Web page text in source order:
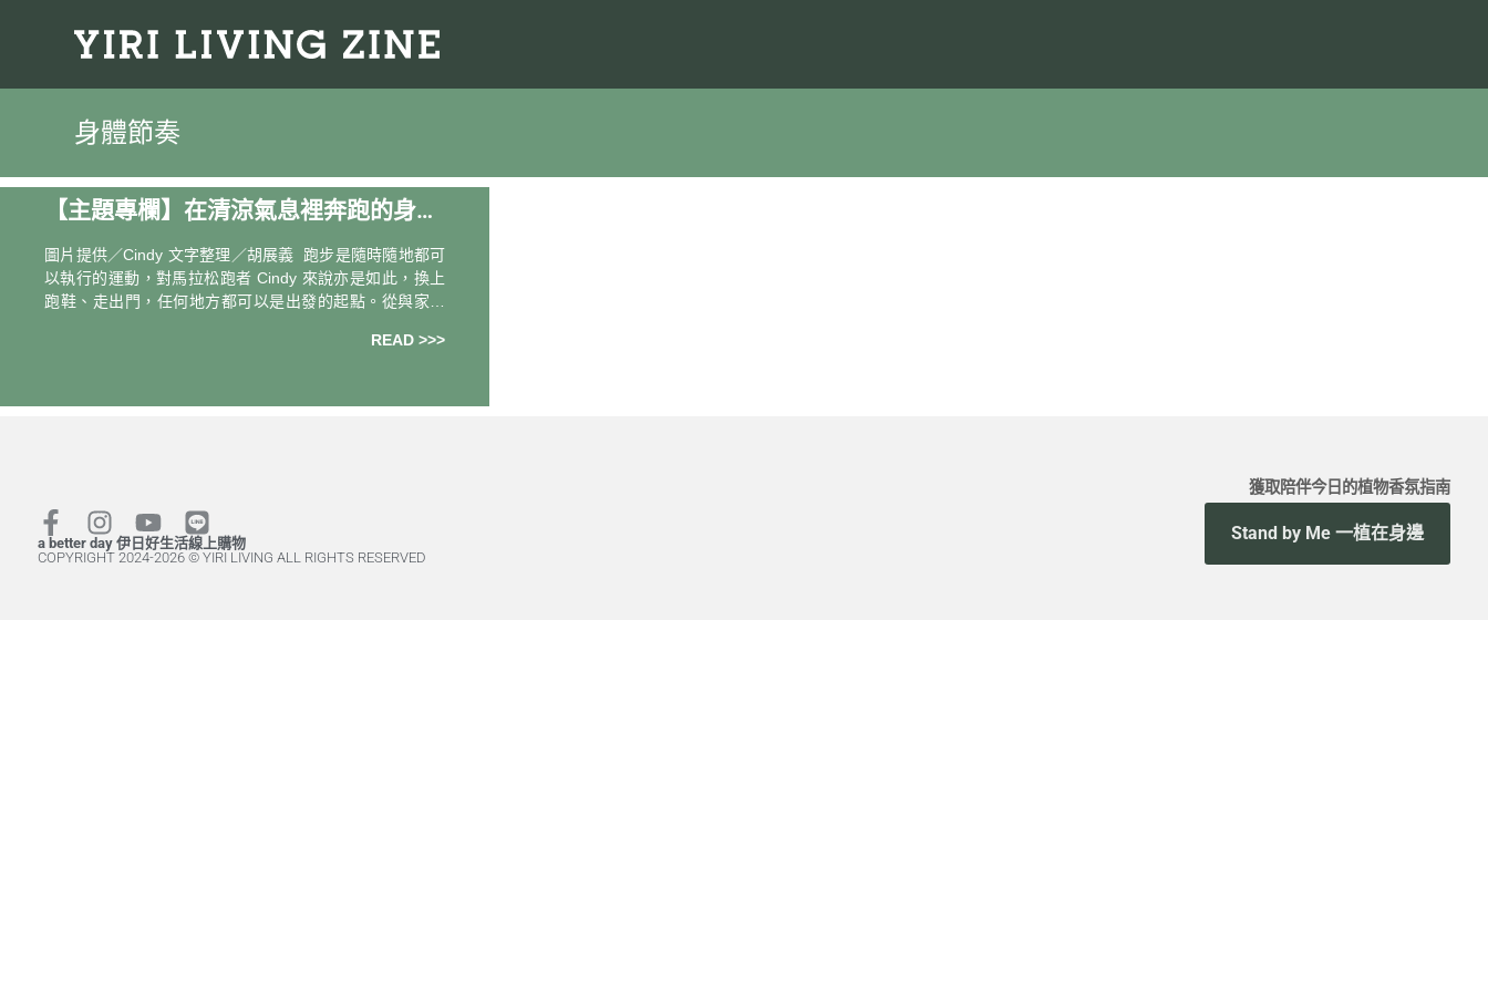
身體節奏
【主題專欄】在清涼氣息裡奔跑的身體
節奏
圖片提供／Cindy 文字整理／胡展義 跑步是隨時隨地都可
以執行的運動，對馬拉松跑者 Cindy 來說亦是如此，換上
跑鞋、走出門，任何地方都可以是出發的起點。從與家人
READ >>>
a better day 伊日好生活線上購物
COPYRIGHT 2024-2026 © YIRI LIVING ALL RIGHTS RESERVED
獲取陪伴今日的植物香氛指南
Stand by Me 一植在身邊